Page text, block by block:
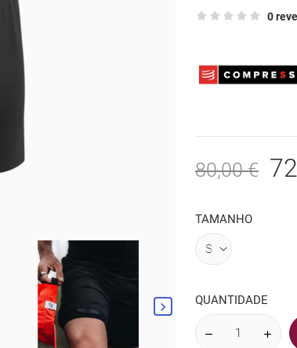

0
80,00 €
TAMANHO
QUANTIDADE